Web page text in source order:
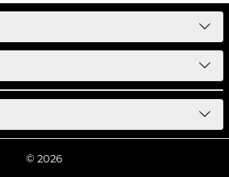
© 2026